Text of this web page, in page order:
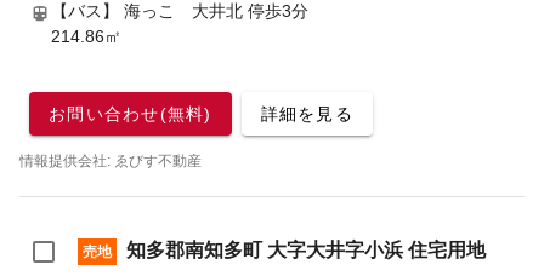
【バス】 海っこ 大井北 停歩3分
214.86㎡
お問い合わせ(無料) 詳細を見る
情報提供会社: ゑびす不動産
売地 知多郡南知多町 大字大井字小浜 住宅用地